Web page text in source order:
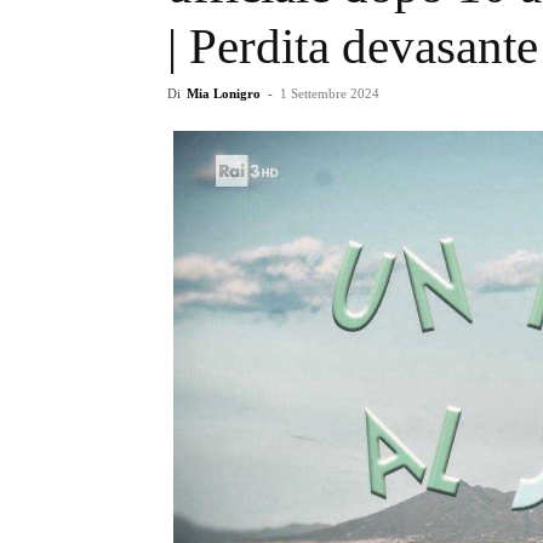
| Perdita devasante
Di Mia Lonigro - 1 Settembre 2024